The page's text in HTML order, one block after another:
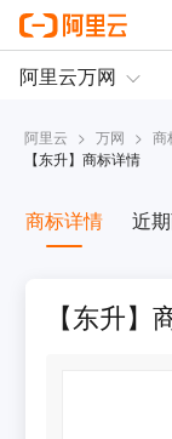
阿里云 > 万网 > 商
【东升】商标详情
商标详情 近
【东升】